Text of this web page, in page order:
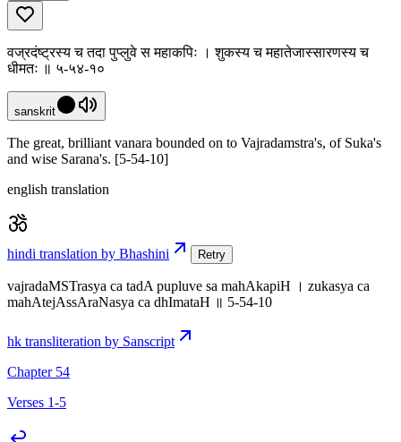
वज्रदंष्ट्रस्य च तदा पुप्लुवे स महाकपिः । शुकस्य च महातेजास्सारणस्य च
धीमतः ॥ ५-५४-१०
sanskrit
The great, brilliant vanara bounded on to Vajradamstra's, of Suka's
and wise Sarana's. [5-54-10]
english translation
hindi translation by Bhashini Retry
vajradaMSTrasya ca tadA pupluve sa mahAkapiH । zukasya ca
mahAtejAssAraNasya ca dhImataH ॥ 5-54-10
hk transliteration by Sanscript
Chapter 54
Verses 1-5